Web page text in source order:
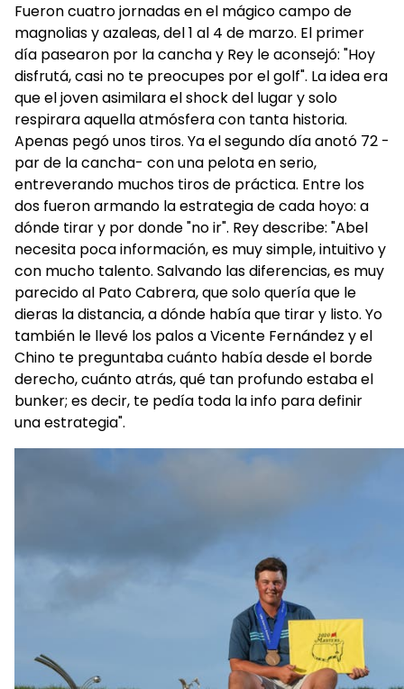
Fueron cuatro jornadas en el mágico campo de
magnolias y azaleas, del 1 al 4 de marzo. El primer
día pasearon por la cancha y Rey le aconsejó: "Hoy
disfrutá, casi no te preocupes por el golf". La idea era
que el joven asimilara el shock del lugar y solo
respirara aquella atmósfera con tanta historia.
Apenas pegó unos tiros. Ya el segundo día anotó 72 -
par de la cancha- con una pelota en serio,
entreverando muchos tiros de práctica. Entre los
dos fueron armando la estrategia de cada hoyo: a
dónde tirar y por donde "no ir". Rey describe: "Abel
necesita poca información, es muy simple, intuitivo y
con mucho talento. Salvando las diferencias, es muy
parecido al Pato Cabrera, que solo quería que le
dieras la distancia, a dónde había que tirar y listo. Yo
también le llevé los palos a Vicente Fernández y el
Chino te preguntaba cuánto había desde el borde
derecho, cuánto atrás, qué tan profundo estaba el
bunker; es decir, te pedía toda la info para definir
una estrategia".